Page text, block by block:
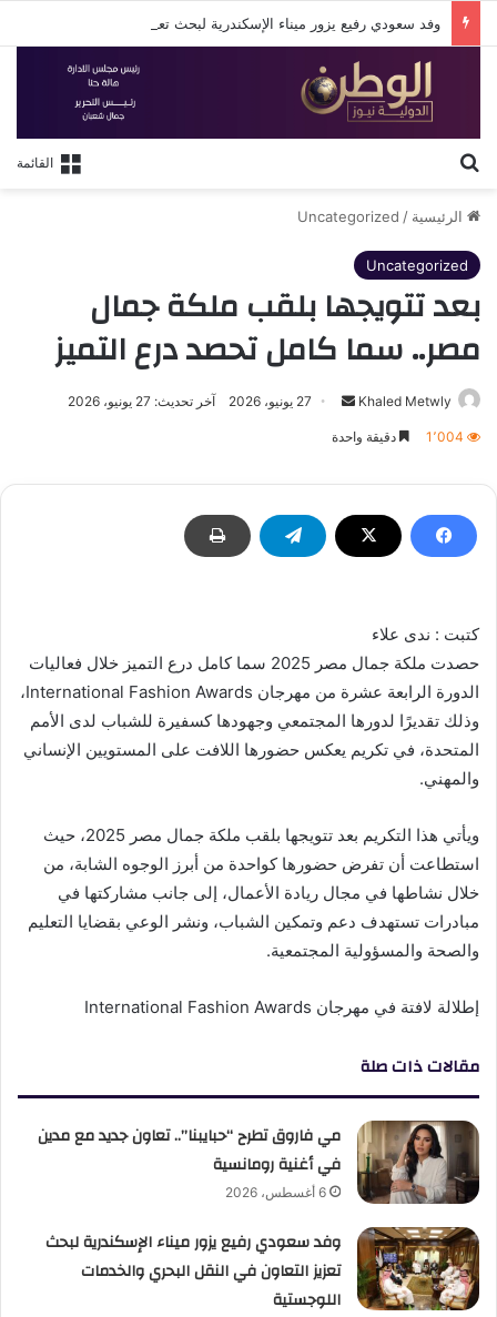
القائمة
الرئيسية /
Uncategorized
Uncategorized
بعد تتويجها بلقب ملكة جمال
مصر.. سما كامل تحصد درع التميز
Khaled Metwly
أرسل 27 يونيو، 2026 آخر تحديث: 27 يونيو، 2026
1٬004 دقيقة واحدة
كتبت : ندى علاء
حصدت ملكة جمال مصر 2025 سما كامل درع التميز خلال فعاليات
الدورة الرابعة عشرة من مهرجان International Fashion Awards،
وذلك تقديرًا لدورها المجتمعي وجهودها كسفيرة للشباب لدى الأمم
المتحدة، في تكريم يعكس حضورها اللافت على المستويين الإنساني
والمهني.
ويأتي هذا التكريم بعد تتويجها بلقب ملكة جمال مصر 2025، حيث
استطاعت أن تفرض حضورها كواحدة من أبرز الوجوه الشابة، من
خلال نشاطها في مجال ريادة الأعمال، إلى جانب مشاركتها في
مبادرات تستهدف دعم وتمكين الشباب، ونشر الوعي بقضايا التعليم
والصحة والمسؤولية المجتمعية.
إطلالة لافتة في مهرجان International Fashion Awards
مقالات ذات صلة
مي فاروق تطرح “حبايبنا”.. تعاون جديد مع مدين
في أغنية رومانسية
6 أغسطس، 2026
وفد سعودي رفيع يزور ميناء الإسكندرية لبحث
تعزيز التعاون في النقل البحري والخدمات
اللوجستية